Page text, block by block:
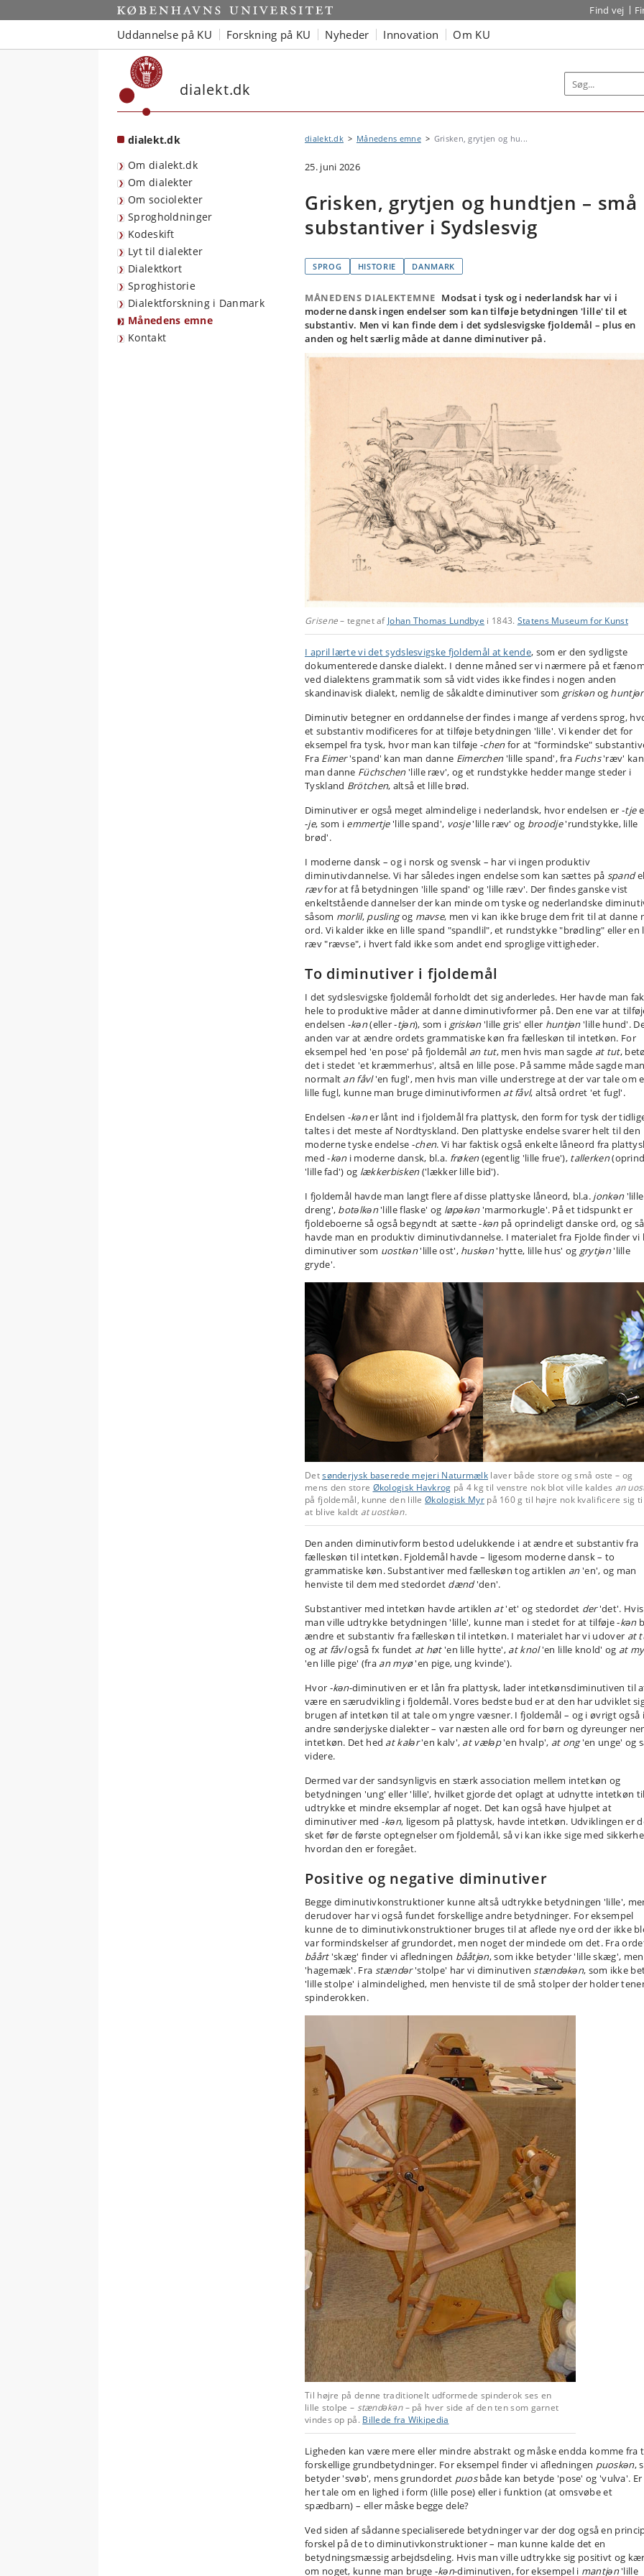
Start Find vej
Uddannelse på KU Forskning på KU Nyheder Innovation Om KU
dialekt.dk
dialekt.dk
Om dialekt.dk
Om dialekter
Om sociolekter
Sprogholdninger
Kodeskift
Lyt til dialekter
Dialektkort
Sproghistorie
Dialektforskning i Danmark
Månedens emne
Kontakt
dialekt.dk Månedens emne Grisken, grytjen og hu...
25. juni 2026
Grisken, grytjen og hundtjen – små
substantiver i Sydslesvig
SPROG HISTORIE DANMARK
MÅNEDENS DIALEKTEMNE Modsat i tysk og i nederlandsk har vi i
moderne dansk ingen endelser som kan tilføje betydningen 'lille' til et
substantiv. Men vi kan finde dem i det sydslesvigske fjoldemål – plus en
anden og helt særlig måde at danne diminutiver på.
Grisene– tegnet af Johan Thomas Lundbye i 1843. Statens Museum for Kunst
I april lærte vi det sydslesvigske fjoldemål at kende, som er den sydligste
dokumenterede danske dialekt. I denne måned ser vi nærmere på et
ved dialektens grammatik som så vidt vides ikke findes i nogen anden
skandinavisk dialekt, nemlig de såkaldte diminutiver som griskǝnog
Diminutiv betegner en orddannelse der findes i mange af verdens sprog,
et substantiv modificeres for at tilføje betydningen 'lille'. Vi kender det for
eksempel fra tysk, hvor man kan tilføje ‑chenfor at "formindske"
Fra Eimer'spand' kan man danne Eimerchen'lille spand', fra Fuchs'ræv' kan
man danne Füchschen'lille ræv', og et rundstykke hedder mange steder i
Tyskland Brötchen, altså et lille brød.
Diminutiver er også meget almindelige i nederlandsk, hvor endelsen er ‑tje
‑je, som i emmertje'lille spand', vosje'lille ræv' og broodje'rundstykke, lille
brød'.
I moderne dansk – og i norsk og svensk – har vi ingen produktiv
diminutivdannelse. Vi har således ingen endelse som kan sættes på spand
rævfor at få betydningen 'lille spand' og 'lille ræv'. Der findes ganske vist
enkeltstående dannelser der kan minde om tyske og nederlandske
såsom morlil, puslingog mavse, men vi kan ikke bruge dem frit til at danne
ord. Vi kalder ikke en lille spand "spandlil", et rundstykke "brødling" eller en
ræv "rævse", i hvert fald ikke som andet end sproglige vittigheder.
To diminutiver i fjoldemål
I det sydslesvigske fjoldemål forholdt det sig anderledes. Her havde man
hele to produktive måder at danne diminutivformer på. Den ene var at
endelsen ‑kǝn(eller ‑tjǝn), som i griskǝn'lille gris' eller huntjǝn'lille hund'.
anden var at ændre ordets grammatiske køn fra fælleskøn til intetkøn. For
eksempel hed 'en pose' på fjoldemål an tut, men hvis man sagde at tut,
det i stedet 'et kræmmerhus', altså en lille pose. På samme måde sagde
normalt an fåvl'en fugl', men hvis man ville understrege at der var tale om
lille fugl, kunne man bruge diminutivformen at fåvl, altså ordret 'et fugl'.
Endelsen ‑kǝner lånt ind i fjoldemål fra plattysk, den form for tysk der
taltes i det meste af Nordtyskland. Den plattyske endelse svarer helt til den
moderne tyske endelse ‑chen. Vi har faktisk også enkelte låneord fra
med ‑kǝni moderne dansk, bl.a. frøken(egentlig 'lille frue'), tallerken
'lille fad') og lækkerbisken('lækker lille bid').
I fjoldemål havde man langt flere af disse plattyske låneord, bl.a. jonkən'lille
dreng', botəlkǝn'lille flaske' og løpəkən'marmorkugle'. På et tidspunkt er
fjoldeboerne så også begyndt at sætte ‑kǝnpå oprindeligt danske ord, og så
havde man en produktiv diminutivdannelse. I materialet fra Fjolde finder vi
diminutiver som uostkǝn'lille ost', huskǝn'hytte, lille hus' og grytjǝn'lille
gryde'.
Detsønderjysk baserede mejeri Naturmælk laver både store og små oste – og
mens den store Økologisk Havkrog på 4 kg til venstre nok blot ville kaldes an
på fjoldemål, kunne den lilleØkologisk Myrpå 160 g til højre nok kvalificere sig
at blive kaldt at uostkǝn.
Den anden diminutivform bestod udelukkende i at ændre et substantiv fra
fælleskøn til intetkøn. Fjoldemål havde – ligesom moderne dansk – to
grammatiske køn. Substantiver med fælleskøn tog artiklen an'en', og man
henviste til dem med stedordet dænd'den'.
Substantiver med intetkøn havde artiklen at'et' og stedordet der'det'. Hvis
man ville udtrykke betydningen 'lille', kunne man i stedet for at tilføje ‑kǝn
ændre et substantiv fra fælleskøn til intetkøn. I materialet har vi udover at
og at fåvlogså fx fundet at høt'en lille hytte', at knol'en lille knold' og at
'en lille pige' (fra an myø'en pige, ung kvinde').
Hvor ‑kǝn-diminutiven er et lån fra plattysk, lader intetkønsdiminutiven til
være en særudvikling i fjoldemål. Vores bedste bud er at den har udviklet
brugen af intetkøn til at tale om yngre væsner. I fjoldemål – og i øvrigt også i
andre sønderjyske dialekter – var næsten alle ord for børn og dyreunger
intetkøn. Det hed at kalǝr'en kalv', at vælǝp'en hvalp', at ong'en unge' og
videre.
Dermed var der sandsynligvis en stærk association mellem intetkøn og
betydningen 'ung' eller 'lille', hvilket gjorde det oplagt at udnytte intetkøn
udtrykke et mindre eksemplar af noget. Det kan også have hjulpet at
diminutiver med -kǝn, ligesom på plattysk, havde intetkøn. Udviklingen er
sket før de første optegnelser om fjoldemål, så vi kan ikke sige med
hvordan den er foregået.
Positive og negative diminutiver
Begge diminutivkonstruktioner kunne altså udtrykke betydningen 'lille',
derudover har vi også fundet forskellige andre betydninger. For eksempel
kunne de to diminutivkonstruktioner bruges til at aflede nye ord der ikke
var formindskelser af grundordet, men noget der mindede om det. Fra
båårt'skæg' finder vi afledningen bååtjǝn, som ikke betyder 'lille skæg', men
'hagemæk'. Fra stændǝr'stolpe' har vi diminutivenstændəkən, som ikke
'lille stolpe' i almindelighed, men henviste til de små stolper der holder
spinderokken.
Til højre på denne traditionelt udformede spinderok ses en
lille stolpe – stændəkən– på hver side af den ten som garnet
vindes op på. Billede fra Wikipedia
Ligheden kan være mere eller mindre abstrakt og måske endda komme fra
forskellige grundbetydninger. For eksempel finder vi afledningen puoskǝn,
betyder 'svøb', mens grundordet puosbåde kan betyde 'pose' og 'vulva'.
her tale om en lighed i form (lille pose) eller i funktion (at omsvøbe et
spædbarn) – eller måske begge dele?
Ved siden af sådanne specialiserede betydninger var der dog også en
forskel på de to diminutivkonstruktioner – man kunne kalde det en
betydningsmæssig arbejdsdeling. Hvis man ville udtrykke sig positivt og
om noget, kunne man bruge ‑kǝn-diminutiven, for eksempel i mantjǝn'lille